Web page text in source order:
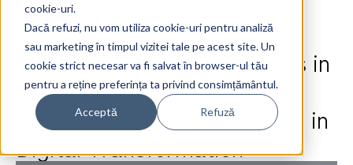
cookie-uri.
Dacă refuzi, nu vom utiliza cookie-uri pentru analiză
sau marketing în timpul vizitei tale pe acest site. Un
cookie strict necesar va fi salvat în browser-ul tău
pentru a reține preferința ta privind consimțământul.
Acceptă Refuză
IT Integrator Industry Trends in
2025: Global Growth, Local
Prudence, and the Role of AI in
Digital Transformation
19 Nov 2025The Ant